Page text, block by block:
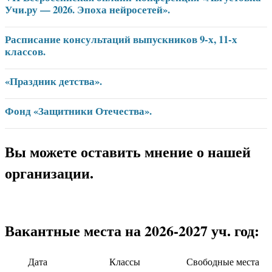
Учи.ру — 2026. Эпоха нейросетей».
Расписание консультаций выпускников 9-х, 11-х
классов.
«Праздник детства».
Фонд «Защитники Отечества».
Вы можете оставить мнение о нашей
организации.
Вакантные места на 2026-2027 уч. год:
Дата Классы Свободные места